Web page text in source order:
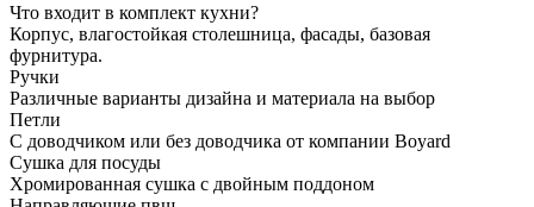
Что входит в комплект кухни?
Корпус, влагостойкая столешница, фасады, базовая
фурнитура.
Ручки
Различные варианты дизайна и материала на выбор
Петли
С доводчиком или без доводчика от компании Boyard
Сушка для посуды
Хромированная сушка с двойным поддоном